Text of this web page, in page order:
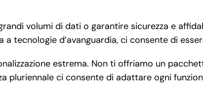
volumi di dati o garantire sicurezza e
tecnologie d’avanguardia, ci consente di
estrema. Non ti offriamo un
pluriennale ci consente di adattare ogni